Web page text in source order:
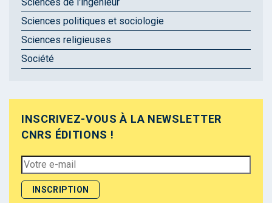
Sciences politiques et sociologie
Sciences religieuses
Société
INSCRIVEZ-VOUS À LA NEWSLETTER
CNRS ÉDITIONS !